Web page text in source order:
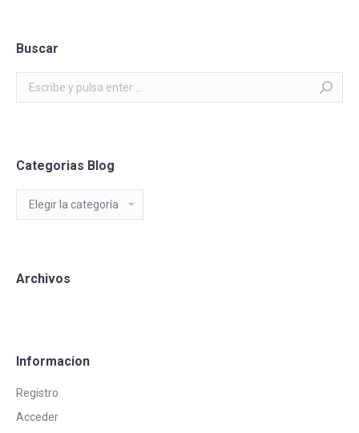
Buscar
Categorias Blog
Blog
Archivos
Informacion
Registro
Acceder